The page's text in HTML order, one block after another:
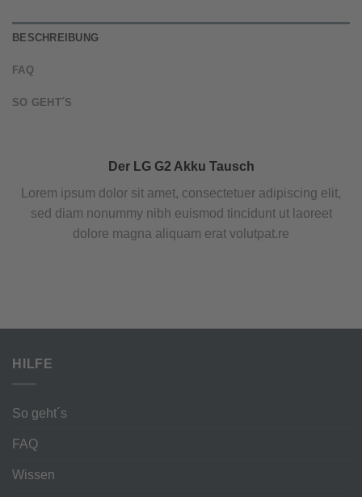
BESCHREIBUNG
FAQ
SO GEHT´S
Der LG G2 Akku Tausch
Lorem ipsum dolor sit amet, consectetuer adipiscing elit,
sed diam nonummy nibh euismod tincidunt ut laoreet
dolore magna aliquam erat volutpat.re
HILFE
So geht´s
FAQ
Wissen